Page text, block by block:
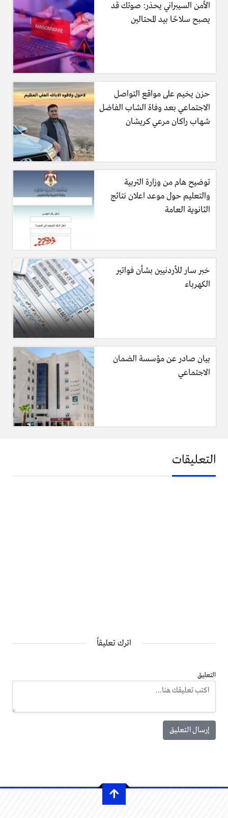
الأمن السيبراني يحذر: صوتك قد
يصبح سلاحًا بيد المحتالين
حزن يخيم على مواقع التواصل
الاجتماعي بعد وفاة الشاب الفاضل
شهاب راكان مرعي كريشان
توضيح هام من وزارة التربية
والتعليم حول موعد اعلان نتائج
الثانوية العامة
خبر سار للأردنيين بشأن فواتير
الكهرباء
بيان صادر عن مؤسسة الضمان
الاجتماعي
التعليقات
اترك تعليقاً
التعليق